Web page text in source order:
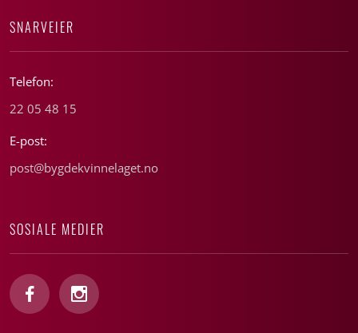
SNARVEIER
Telefon:
22 05 48 15
E-post:
post@bygdekvinnelaget.no
SOSIALE MEDIER